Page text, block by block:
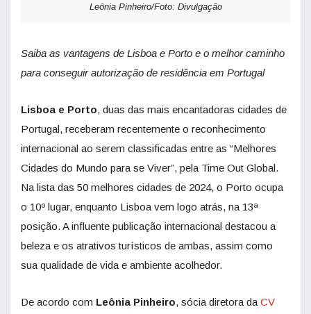
Leônia Pinheiro/Foto: Divulgação
Saiba as vantagens de Lisboa e Porto e o melhor caminho
para conseguir autorização de residência em Portugal
Lisboa e Porto, duas das mais encantadoras cidades de
Portugal, receberam recentemente o reconhecimento
internacional ao serem classificadas entre as “Melhores
Cidades do Mundo para se Viver”, pela Time Out Global.
Na lista das 50 melhores cidades de 2024, o Porto ocupa
o 10º lugar, enquanto Lisboa vem logo atrás, na 13ª
posição. A influente publicação internacional destacou a
beleza e os atrativos turísticos de ambas, assim como
sua qualidade de vida e ambiente acolhedor.
De acordo com Leônia Pinheiro, sócia diretora da CV